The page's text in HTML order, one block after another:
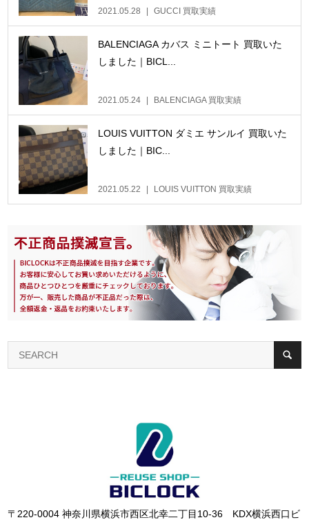
2021.05.28 GUCCI 買取実績
BALENCIAGA カバス ミニトート 買取いた
しました｜BICL...
2021.05.24 BALENCIAGA 買取実績
LOUIS VUITTON ダミエ サンルイ 買取いた
しました｜BIC...
2021.05.22 LOUIS VUITTON 買取実績
〒220-0004 神奈川県横浜市西区北幸二丁目10-36 KDX横浜西口ビ